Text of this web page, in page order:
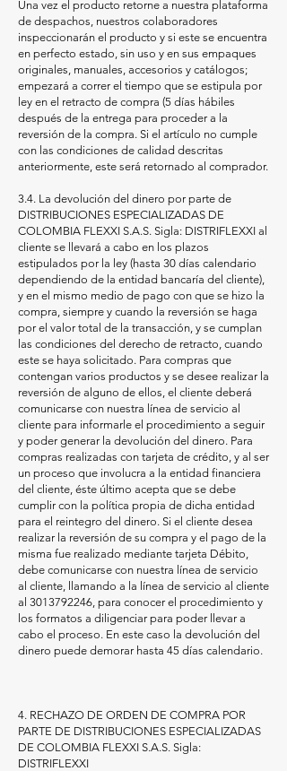
Una vez el producto retorne a nuestra plataforma
de despachos, nuestros colaboradores
inspeccionarán el producto y si este se encuentra
en perfecto estado, sin uso y en sus empaques
originales, manuales, accesorios y catálogos;
empezará a correr el tiempo que se estipula por
ley en el retracto de compra (5 días hábiles
después de la entrega para proceder a la
reversión de la compra. Si el artículo no cumple
con las condiciones de calidad descritas
anteriormente, este será retornado al comprador.
3.4. La devolución del dinero por parte de
DISTRIBUCIONES ESPECIALIZADAS DE
COLOMBIA FLEXXI S.A.S. Sigla: DISTRIFLEXXI al
cliente se llevará a cabo en los plazos
estipulados por la ley (hasta 30 días calendario
dependiendo de la entidad bancaría del cliente),
y en el mismo medio de pago con que se hizo la
compra, siempre y cuando la reversión se haga
por el valor total de la transacción, y se cumplan
las condiciones del derecho de retracto, cuando
este se haya solicitado. Para compras que
contengan varios productos y se desee realizar la
reversión de alguno de ellos, el cliente deberá
comunicarse con nuestra línea de servicio al
cliente para informarle el procedimiento a seguir
y poder generar la devolución del dinero. Para
compras realizadas con tarjeta de crédito, y al ser
un proceso que involucra a la entidad financiera
del cliente, éste último acepta que se debe
cumplir con la política propia de dicha entidad
para el reintegro del dinero. Si el cliente desea
realizar la reversión de su compra y el pago de la
misma fue realizado mediante tarjeta Débito,
debe comunicarse con nuestra línea de servicio
al cliente, llamando a la línea de servicio al cliente
al 3013792246, para conocer el procedimiento y
los formatos a diligenciar para poder llevar a
cabo el proceso. En este caso la devolución del
dinero puede demorar hasta 45 días calendario.
4. RECHAZO DE ORDEN DE COMPRA POR
PARTE DE DISTRIBUCIONES ESPECIALIZADAS
DE COLOMBIA FLEXXI S.A.S. Sigla:
DISTRIFLEXXI